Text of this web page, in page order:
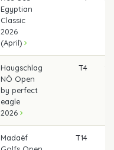
Egyptian
Classic
2026
(April)
Haugschlag
NÖ Open
by perfect
eagle
2026
T4
Madaëf
T14